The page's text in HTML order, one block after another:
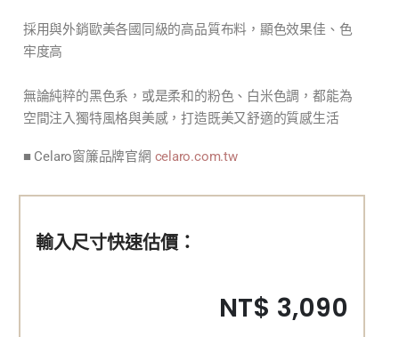
採用與外銷歐美各國同級的高品質布料，顯色效果佳、色
牢度高
無論純粹的黑色系，或是柔和的粉色、白米色調，都能為
空間注入獨特風格與美感，打造既美又舒適的質感生活
■ Celaro窗簾品牌官網 celaro.com.tw
輸入尺寸快速估價：
NT$ 3,090